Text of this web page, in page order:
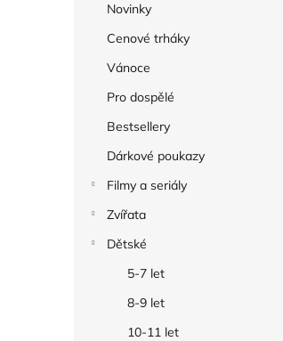
Novinky
Cenové trháky
Vánoce
Pro dospělé
Bestsellery
Dárkové poukazy
Filmy a seriály
Zvířata
Dětské
5-7 let
8-9 let
10-11 let